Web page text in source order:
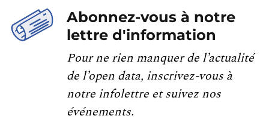
Abonnez-vous à notre
lettre d'information
Pour ne rien manquer de l’actualité
de l’open data, inscrivez-vous à
notre infolettre et suivez nos
événements.